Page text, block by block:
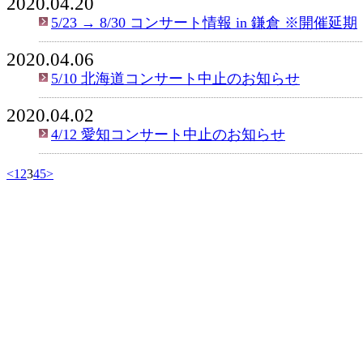
5/23 → 8/30 コンサート情報 in 鎌倉 ※開催延期
2020.04.06
5/10 北海道コンサート中止のお知らせ
2020.04.02
4/12 愛知コンサート中止のお知らせ
<12345>